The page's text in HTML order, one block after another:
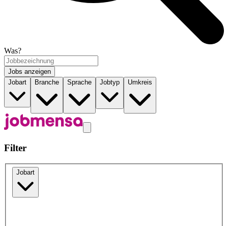
Was?
Jobs anzeigen
Jobart
Branche Sprache Jobtyp Umkreis
Filter
Jobart